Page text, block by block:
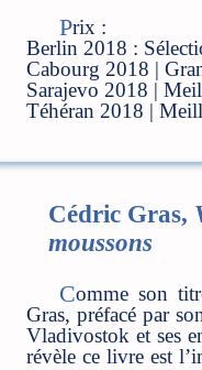
Prix :
Berlin 2018 :
Cabourg 2018 |
Sarajevo 2018 |
Téhéran 2018 |
Cédric Gras,
moussons
Comme son titre l’indique, le livre de Cédric
Gras, préfacé par
Vladivostok et ses
révèle ce livre est